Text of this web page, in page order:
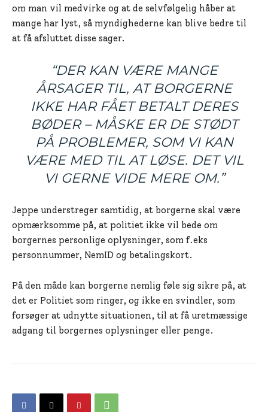
om man vil medvirke og at de selvfølgelig håber at
mange har lyst, så myndighederne kan blive bedre til
at få afsluttet disse sager.
“DER KAN VÆRE MANGE
ÅRSAGER TIL, AT BORGERNE
IKKE HAR FÅET BETALT DERES
BØDER – MÅSKE ER DE STØDT
PÅ PROBLEMER, SOM VI KAN
VÆRE MED TIL AT LØSE. DET VIL
VI GERNE VIDE MERE OM.”
Jeppe understreger samtidig, at borgerne skal være
opmærksomme på, at politiet ikke vil bede om
borgernes personlige oplysninger, som f.eks
personnummer, NemID og betalingskort.
På den måde kan borgerne nemlig føle sig sikre på, at
det er Politiet som ringer, og ikke en svindler, som
forsøger at udnytte situationen, til at få uretmæssige
adgang til borgernes oplysninger eller penge.